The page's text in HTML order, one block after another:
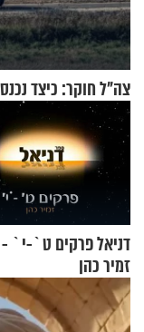
צה"ל חוקר: כיצד
דניאל פרקים ט`-י`
זמיר כהן